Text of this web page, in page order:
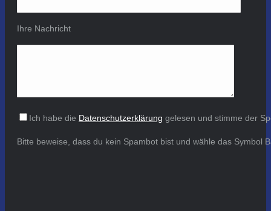
Ihre Nachricht
Ich habe die Datenschutzerklärung gelesen und stimme der
Bitte beweise, dass du kein Spambot bist und wähle das Symbol